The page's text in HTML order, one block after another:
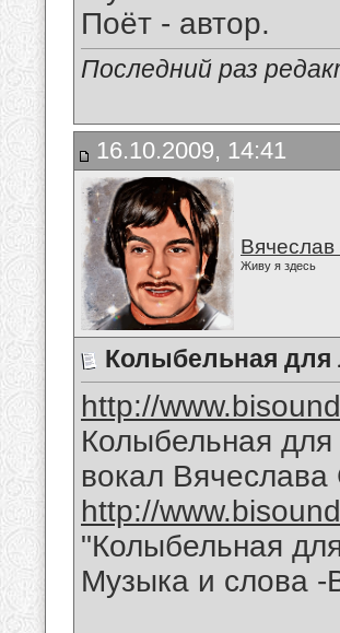
Поёт - автор.
Последний раз
16.10.2009, 14:41
Живу я здесь
Колыбельная
http://
Колыбельная
вокал Вячеслава
http://
"Колыбельная
Музыка и слова -